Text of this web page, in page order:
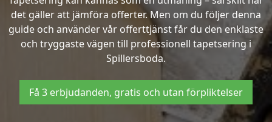
det gäller att jämföra offerter. Men om du följer denna
guide och använder vår offerttjänst får du den enklaste
och tryggaste vägen till professionell tapetsering i
Spillersboda.
Få 3 erbjudanden, gratis och utan förpliktelser